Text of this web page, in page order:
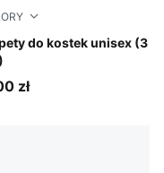
do kostek unisex (3
white/black
zł